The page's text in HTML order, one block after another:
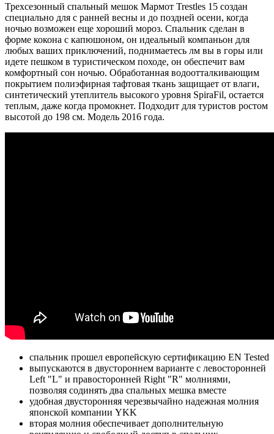
Трехсезонный спальный мешок Мармот Trestles 15 создан
специально для с ранней весны и до поздней осени, когда
ночью возможен еще хороший мороз. Спальник сделан в
форме кокона с капюшоном, он идеальный компаньон для
любых ваших приключений, поднимаетесь лм вы в горы или
идете пешком в туристическом походе, он обеспечит вам
комфортный сон ночью. Обработанная водоотталкивающим
покрытием полиэфирная тафтовая ткань защищает от влаги,
синтетический утеплитель высокого уровня SpiraFil, остается
теплым, даже когда промокнет. Подходит для туристов ростом
высотой до 198 см. Модель 2016 года.
спальник прошел европейскую сертификацию EN Tested
выпускаются в двустороннем варианте с левосторонней
Left "L" и правосторонней Right "R" молниями,
позволяя содинять два спальных мешка вместе
удобная двусторонняя черезвычайно надежная молния
японской компании YKK
вторая молния обеспечивает дополнительную